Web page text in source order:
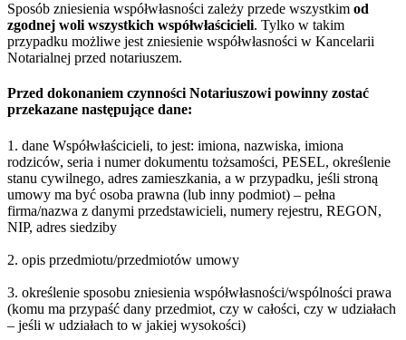
Sposób zniesienia współwłasności zależy przede wszystkim od
zgodnej woli wszystkich współwłaścicieli. Tylko w takim
przypadku możliwe jest zniesienie współwłasności w Kancelarii
Notarialnej przed notariuszem.
Przed dokonaniem czynności Notariuszowi powinny zostać
przekazane następujące dane:
1. dane Współwłaścicieli, to jest: imiona, nazwiska, imiona
rodziców, seria i numer dokumentu tożsamości, PESEL, określenie
stanu cywilnego, adres zamieszkania, a w przypadku, jeśli stroną
umowy ma być osoba prawna (lub inny podmiot) – pełna
firma/nazwa z danymi przedstawicieli, numery rejestru, REGON,
NIP, adres siedziby
2. opis przedmiotu/przedmiotów umowy
3. określenie sposobu zniesienia współwłasności/wspólności prawa
(komu ma przypaść dany przedmiot, czy w całości, czy w udziałach
– jeśli w udziałach to w jakiej wysokości)